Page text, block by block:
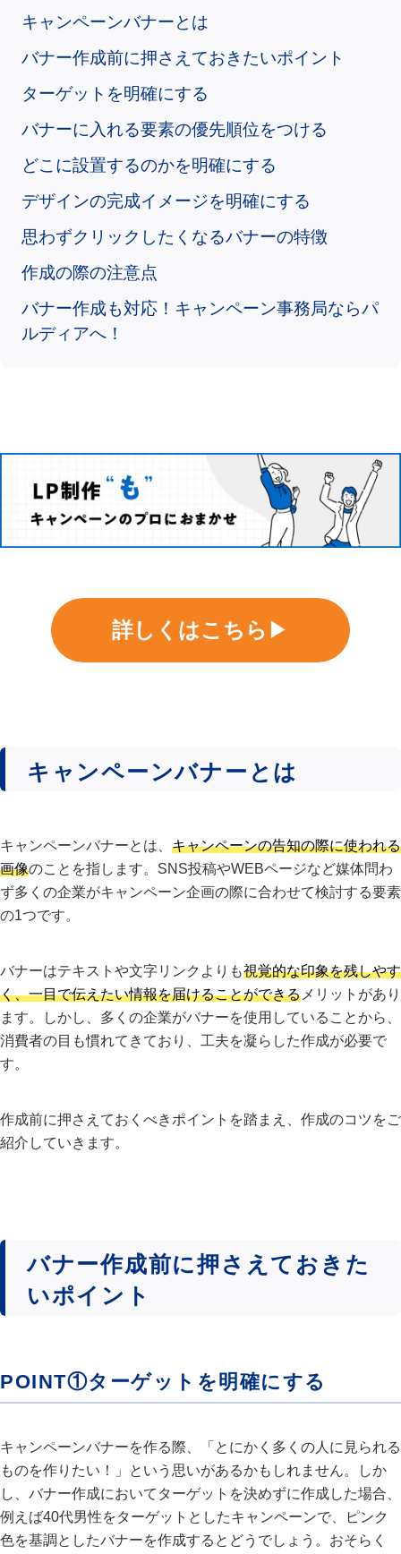
キャンペーンバナーとは
バナー作成前に押さえておきたいポイント
ターゲットを明確にする
バナーに入れる要素の優先順位をつける
どこに設置するのかを明確にする
デザインの完成イメージを明確にする
思わずクリックしたくなるバナーの特徴
作成の際の注意点
バナー作成も対応！キャンペーン事務局ならパ
ルディアへ！
詳しくはこちら ▶
キャンペーンバナーとは
キャンペーンバナーとは、 キャンペーンの告知の際に使われる
画像のことを指します。SNS投稿やWEBページなど媒体問わ
ず多くの企業がキャンペーン企画の際に合わせて検討する要素
の1つです。
バナーはテキストや文字リンクよりも視覚的な印象を残しやす
く、一目で伝えたい情報を届けることができる メリットがあり
ます。しかし、多くの企業がバナーを使用していることから、
消費者の目も慣れてきており、工夫を凝らした作成が必要で
す。
作成前に押さえておくべきポイントを踏まえ、作成のコツをご
紹介していきます。
バナー作成前に押さえておきた
いポイント
POINT①ターゲットを明確にする
キャンペーンバナーを作る際、「とにかく多くの人に見られる
ものを作りたい！」という思いがあるかもしれません。しか
し、バナー作成においてターゲットを決めずに作成した場合、
例えば40代男性をターゲットとしたキャンペーンで、ピンク
色を基調としたバナーを作成するとどうでしょう。おそらく